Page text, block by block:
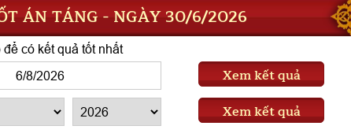
ÁN TÁNG - NGÀY 30/6/2026
có kết quả tốt nhất
Xem kết quả
Xem kết quả